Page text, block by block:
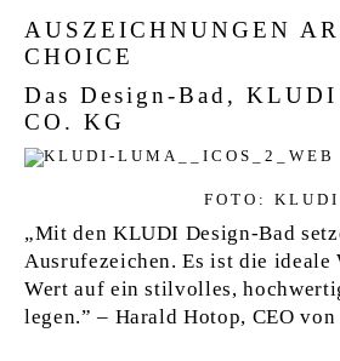
AUSZEICHNUNGEN
CHOICE
Das Design-Bad,
CO. KG
FOTO: KLUDI
„Mit den KLUDI Design-Bad
Ausrufezeichen. Es ist die
Wert auf ein stilvolles,
legen.” – Harald Hotop, CEO